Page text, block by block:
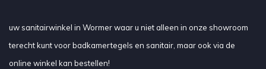
uw sanitairwinkel in Wormer waar u niet alleen in onze showroom
terecht kunt voor badkamertegels en sanitair, maar ook via de
online winkel kan bestellen!